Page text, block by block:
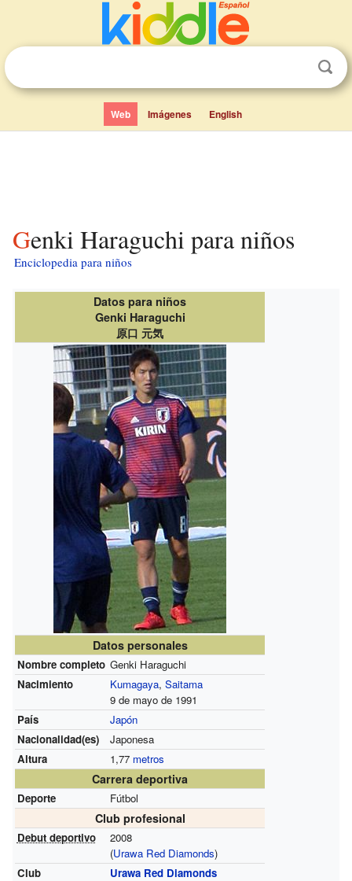
Web Imágenes English
Genki Haraguchi para niños
Enciclopedia para niños
Datos para niños
Genki Haraguchi
原口 元気
Datos personales
Nombre completo Genki Haraguchi
Nacimiento
Kumagaya, Saitama
9 de mayo de 1991
País
Japón
Nacionalidad(es)
Japonesa
Altura
1,77 metros
Carrera deportiva
Deporte Fútbol
Club profesional
Debut deportivo
2008
(Urawa Red Diamonds)
Club
Urawa Red Diamonds